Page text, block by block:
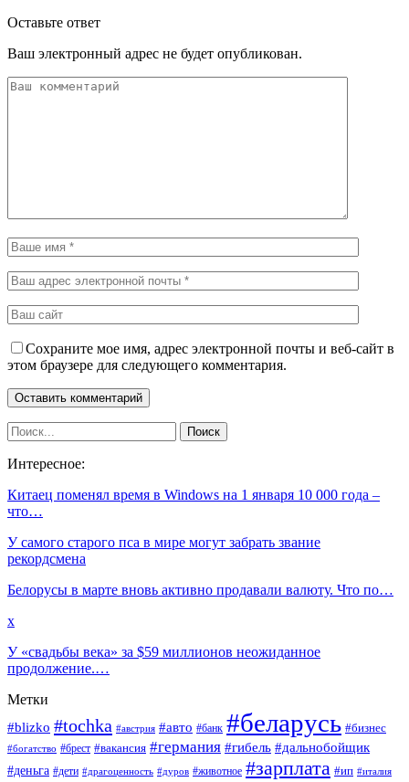
Оставьте ответ
Ваш электронный адрес не будет опубликован.
Сохраните мое имя, адрес электронной почты и веб-сайт в
этом браузере для следующего комментария.
Интересное:
Китаец поменял время в Windows на 1 января 10 000 года –
что…
У самого старого пса в мире могут забрать звание
рекордсмена
Белорусы в марте вновь активно продавали валюту. Что по…
x
У «свадьбы века» за $59 миллионов неожиданное
продолжение.…
Метки
#blizko #tochka #австрия #авто #банк #беларусь #бизнес
#богатство #брест #вакансия #германия #гибель #дальнобойщик
#деньга #дети #драгоценность #дуров #животное #зарплата #ип #италия